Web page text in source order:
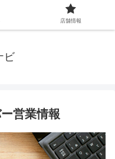
ビ
営業情報
店舗情報